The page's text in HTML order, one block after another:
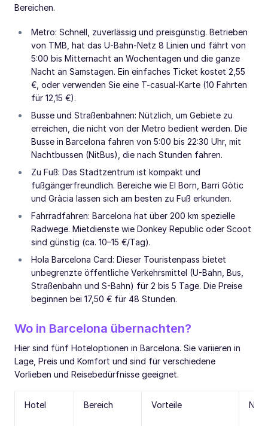
Bereichen.
Metro: Schnell, zuverlässig und preisgünstig. Betrieben
von TMB, hat das U-Bahn-Netz 8 Linien und fährt von
5:00 bis Mitternacht an Wochentagen und die ganze
Nacht an Samstagen. Ein einfaches Ticket kostet 2,55
€, oder verwenden Sie eine T-casual-Karte (10 Fahrten
für 12,15 €).
Busse und Straßenbahnen: Nützlich, um Gebiete zu
erreichen, die nicht von der Metro bedient werden. Die
Busse in Barcelona fahren von 5:00 bis 22:30 Uhr, mit
Nachtbussen (NitBus), die nach Stunden fahren.
Zu Fuß: Das Stadtzentrum ist kompakt und
fußgängerfreundlich. Bereiche wie El Born, Barri Gòtic
und Gràcia lassen sich am besten zu Fuß erkunden.
Fahrradfahren: Barcelona hat über 200 km spezielle
Radwege. Mietdienste wie Donkey Republic oder Scoot
sind günstig (ca. 10–15 €/Tag).
Hola Barcelona Card: Dieser Touristenpass bietet
unbegrenzte öffentliche Verkehrsmittel (U-Bahn, Bus,
Straßenbahn und S-Bahn) für 2 bis 5 Tage. Die Preise
beginnen bei 17,50 € für 48 Stunden.
Wo in Barcelona übernachten?
Hier sind fünf Hoteloptionen in Barcelona. Sie variieren in
Lage, Preis und Komfort und sind für verschiedene
Vorlieben und Reisebedürfnisse geeignet.
Hotel Bereich Vorteile